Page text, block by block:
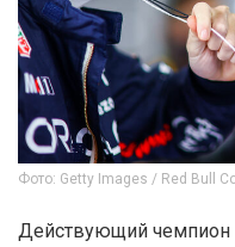
Фото: Getty Images / Red Bull
Действующий